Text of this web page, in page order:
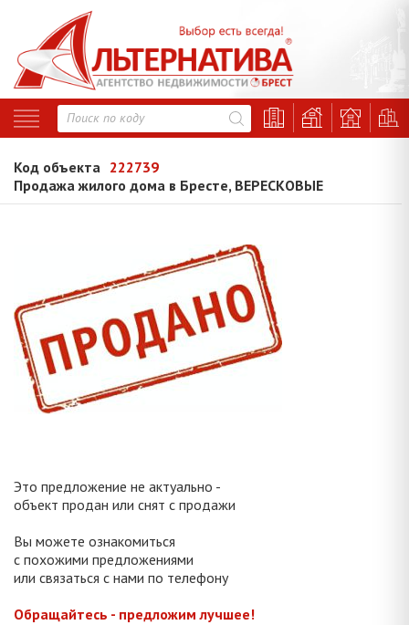
Код объекта 222739
Продажа жилого дома в Бресте, ВЕРЕСКОВЫЕ
Это предложение не актуально -
объект продан или снят с продажи
Вы можете ознакомиться
с похожими предложениями
или связаться с нами по телефону
Обращайтесь - предложим лучшее!